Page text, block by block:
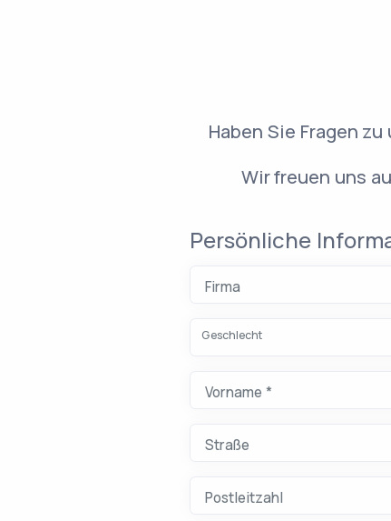
Haben Sie Fragen
Wir freuen uns
Lassen Sie dieses
Website (nicht
Persönliche
Firma
Geschlecht
Vorname *
Straße
Postleitzahl